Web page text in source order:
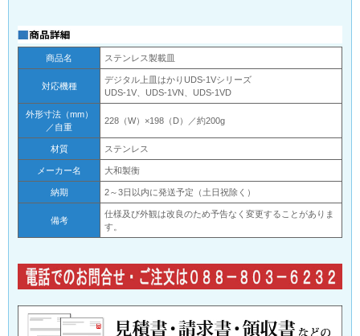
商品名 ステンレス製載皿
対応機種
デジタル上皿はかりUDS-1Vシリーズ
UDS-1V、UDS-1VN、UDS-1VD
外形寸法（mm）
／自重
228（W）×198（D）／約200g
材質 ステンレス
メーカー名 大和製衡
納期 2～3日以内に発送予定（土日祝除く）
備考
仕様及び外観は改良のため予告なく変更することがありま
す。